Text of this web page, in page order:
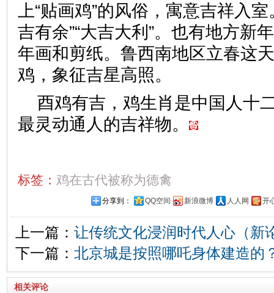
上“贴画鸡”的风俗，寓意吉祥入
吉有余”“大吉大利”。也有地方新
年画和剪纸。鲁西南地区立春这
鸡，象征吉星高照。
酉鸡有吉，鸡生肖是中国人十
最灵动通人的吉祥物。
标签： 鸡在古代被称为德禽
分享到： QQ空间 新浪微博 人人网 开
上一篇： 让传统文化浸润时代人心（新
下一篇： 北京城是按照哪吒身体建造的
相关评论